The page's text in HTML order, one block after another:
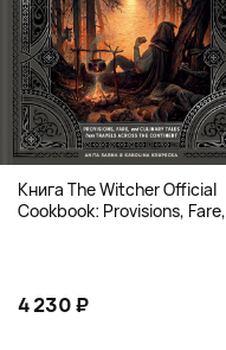
Книга The Witcher Official
Cookbook: Provisions, Fare,
4 230 ₽